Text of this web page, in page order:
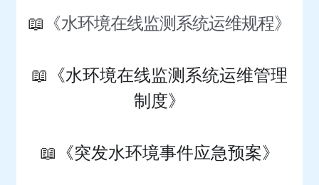
📖 《水环境在线监测系统运维规程》
📖 《水环境在线监测系统运维管理
制度》
📖 《突发水环境事件应急预案》